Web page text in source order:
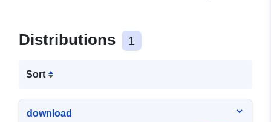
Distributions 1
Sort
download